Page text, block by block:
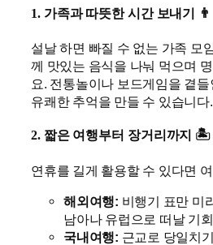
1. 가족과 따뜻한 시간 보내기
설날 하면 빠질 수 없는 가족 모
께 맛있는 음식을 나눠 먹으며
요. 전통놀이나 보드게임을 곁
유쾌한 추억을 만들 수 있습니다.
2. 짧은 여행부터 장거리까지 🏝️
연휴를 길게 활용할 수 있다면
해외여행: 비행기 표만 미
남아나 유럽으로 떠날 기
국내여행: 근교로 당일치